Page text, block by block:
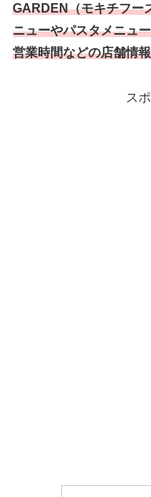
GARDEN（モキチフー
ニューやパスタメニュ
営業時間などの店舗情報
ス